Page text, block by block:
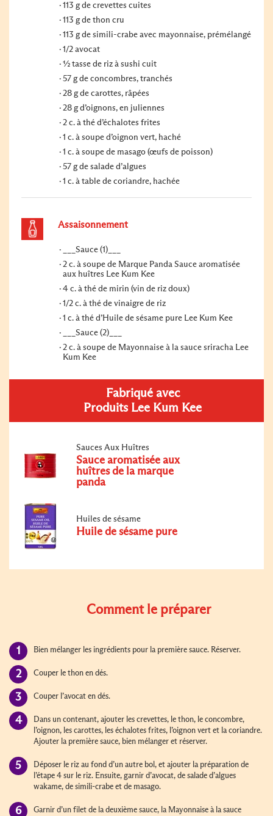
113 g de crevettes cuites
113 g de thon cru
113 g de simili-crabe avec mayonnaise, prémélangé
1/2 avocat
½ tasse de riz à sushi cuit
57 g de concombres, tranchés
28 g de carottes, râpées
28 g d’oignons, en juliennes
2 c. à thé d’échalotes frites
1 c. à soupe d’oignon vert, haché
1 c. à soupe de masago (œufs de poisson)
57 g de salade d’algues
1 c. à table de coriandre, hachée
Assaisonnement
___Sauce (1)___
2 c. à soupe de Marque Panda Sauce aromatisée
aux huîtres Lee Kum Kee
4 c. à thé de mirin (vin de riz doux)
1/2 c. à thé de vinaigre de riz
1 c. à thé d’Huile de sésame pure Lee Kum Kee
___Sauce (2)___
2 c. à soupe de Mayonnaise à la sauce sriracha Lee
Kum Kee
Fabriqué avec
Produits Lee Kum Kee
Sauces Aux Huîtres
Sauce aromatisée aux
huîtres de la marque
panda
Huiles de sésame
Huile de sésame pure
Comment le préparer
Bien mélanger les ingrédients pour la première sauce. Réserver.
Couper le thon en dés.
Couper l’avocat en dés.
Dans un contenant, ajouter les crevettes, le thon, le concombre,
l’oignon, les carottes, les échalotes frites, l’oignon vert et la coriandre.
Ajouter la première sauce, bien mélanger et réserver.
Déposer le riz au fond d’un autre bol, et ajouter la préparation de
l’étape 4 sur le riz. Ensuite, garnir d’avocat, de salade d’algues
wakame, de simili-crabe et de masago.
Garnir d’un filet de la deuxième sauce, la Mayonnaise à la sauce